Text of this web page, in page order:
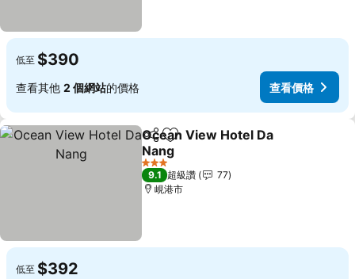
低至 $390
查看其他 2 個網站的價格 查看價格
分享 加入我的最愛
Ocean View Hotel Da
Nang
3 星級
9.1 超級讚
77
峴港市
低至 $392